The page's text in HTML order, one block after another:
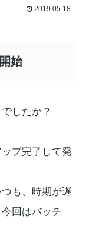
2019.05.18
始
したか？
プ完了して発
も、時期が遅
回はバッチ